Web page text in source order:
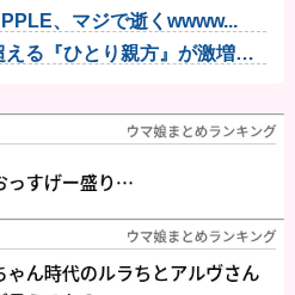
、マジで逝くwwww...
える『ひとり親方』が激増